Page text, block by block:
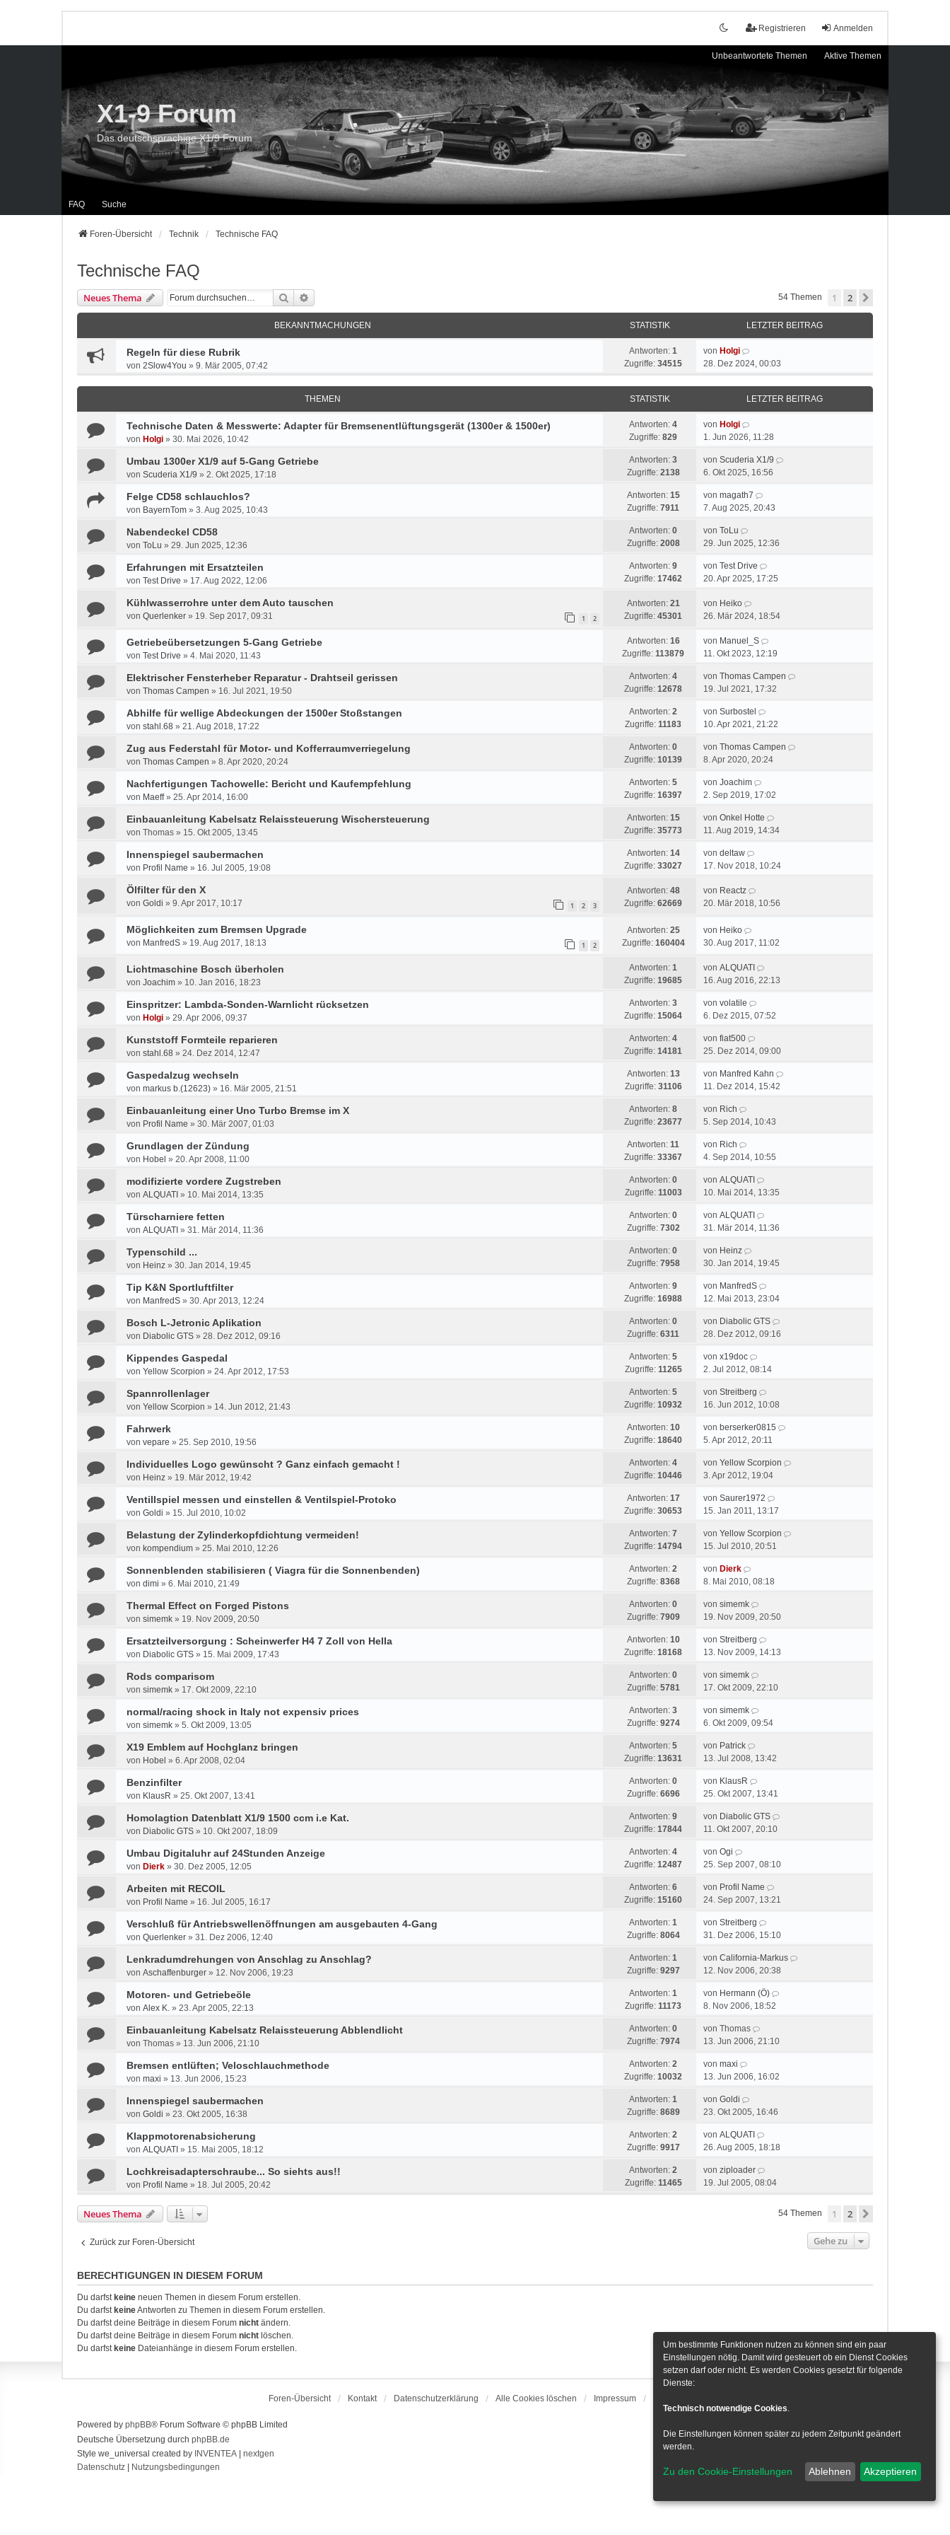
Anmelden
Registrieren
Unbeantwortete Themen Aktive Themen
FAQ Suche
X1-9 Forum
Das deutschsprachige X1/9 Forum
Foren-Übersicht Technik Technische FAQ
Technische FAQ
Neues Thema Suche 54 Themen 1 2
BEKANNTMACHUNGEN STATISTIK LETZTER BEITRAG
Regeln für diese Rubrik
von 2Slow4You » 9. Mär 2005, 07:42
Antworten: 1
Zugriffe: 34515
von Holgi
28. Dez 2024, 00:03
THEMEN STATISTIK LETZTER BEITRAG
Technische Daten & Messwerte: Adapter für Bremsenentlüftungsgerät (1300er & 1500er)
von Holgi » 30. Mai 2026, 10:42
Antworten: 4
Zugriffe: 829
von Holgi
1. Jun 2026, 11:28
Umbau 1300er X1/9 auf 5-Gang Getriebe
von Scuderia X1/9 » 2. Okt 2025, 17:18
Antworten: 3
Zugriffe: 2138
von Scuderia X1/9
6. Okt 2025, 16:56
Felge CD58 schlauchlos?
von BayernTom » 3. Aug 2025, 10:43
Antworten: 15
Zugriffe: 7911
von magath7
7. Aug 2025, 20:43
Nabendeckel CD58
von ToLu » 29. Jun 2025, 12:36
Antworten: 0
Zugriffe: 2008
von ToLu
29. Jun 2025, 12:36
Erfahrungen mit Ersatzteilen
von Test Drive » 17. Aug 2022, 12:06
Antworten: 9
Zugriffe: 17462
von Test Drive
20. Apr 2025, 17:25
Kühlwasserrohre unter dem Auto tauschen
von Querlenker » 19. Sep 2017, 09:31 1 2
Antworten: 21
Zugriffe: 45301
von Heiko
26. Mär 2024, 18:54
Getriebeübersetzungen 5-Gang Getriebe
von Test Drive » 4. Mai 2020, 11:43
Antworten: 16
Zugriffe: 113879
von Manuel_S
11. Okt 2023, 12:19
Elektrischer Fensterheber Reparatur - Drahtseil gerissen
von Thomas Campen » 16. Jul 2021, 19:50
Antworten: 4
Zugriffe: 12678
von Thomas Campen
19. Jul 2021, 17:32
Abhilfe für wellige Abdeckungen der 1500er Stoßstangen
von stahl.68 » 21. Aug 2018, 17:22
Antworten: 2
Zugriffe: 11183
von Surbostel
10. Apr 2021, 21:22
Zug aus Federstahl für Motor- und Kofferraumverriegelung
von Thomas Campen » 8. Apr 2020, 20:24
Antworten: 0
Zugriffe: 10139
von Thomas Campen
8. Apr 2020, 20:24
Nachfertigungen Tachowelle: Bericht und Kaufempfehlung
von Maeff» 25. Apr 2014, 16:00
Antworten: 5
Zugriffe: 16397
von Joachim
2. Sep 2019, 17:02
Einbauanleitung Kabelsatz Relaissteuerung Wischersteuerung
von Thomas » 15. Okt 2005, 13:45
Antworten: 15
Zugriffe: 35773
von Onkel Hotte
11. Aug 2019, 14:34
Innenspiegel saubermachen
von Profil Name » 16. Jul 2005, 19:08
Antworten: 14
Zugriffe: 33027
von deltaw
17. Nov 2018, 10:24
Ölfilter für den X
von Goldi » 9. Apr 2017, 10:17 1 2 3
Antworten: 48
Zugriffe: 62669
von Reactz
20. Mär 2018, 10:56
Möglichkeiten zum Bremsen Upgrade
von ManfredS » 19. Aug 2017, 18:13 1 2
Antworten: 25
Zugriffe: 160404
von Heiko
30. Aug 2017, 11:02
Lichtmaschine Bosch überholen
von Joachim » 10. Jan 2016, 18:23
Antworten: 1
Zugriffe: 19685
von ALQUATI
16. Aug 2016, 22:13
Einspritzer: Lambda-Sonden-Warnlicht rücksetzen
von Holgi » 29. Apr 2006, 09:37
Antworten: 3
Zugriffe: 15064
von volatile
6. Dez 2015, 07:52
Kunststoff Formteile reparieren
von stahl.68 » 24. Dez 2014, 12:47
Antworten: 4
Zugriffe: 14181
von fiat500
25. Dez 2014, 09:00
Gaspedalzug wechseln
von markus b.(12623) » 16. Mär 2005, 21:51
Antworten: 13
Zugriffe: 31106
von Manfred Kahn
11. Dez 2014, 15:42
Einbauanleitung einer Uno Turbo Bremse im X
von Profil Name » 30. Mär 2007, 01:03
Antworten: 8
Zugriffe: 23677
von Rich
5. Sep 2014, 10:43
Grundlagen der Zündung
von Hobel » 20. Apr 2008, 11:00
Antworten: 11
Zugriffe: 33367
von Rich
4. Sep 2014, 10:55
modifizierte vordere Zugstreben
von ALQUATI » 10. Mai 2014, 13:35
Antworten: 0
Zugriffe: 11003
von ALQUATI
10. Mai 2014, 13:35
Türscharniere fetten
von ALQUATI » 31. Mär 2014, 11:36
Antworten: 0
Zugriffe: 7302
von ALQUATI
31. Mär 2014, 11:36
Typenschild ...
von Heinz » 30. Jan 2014, 19:45
Antworten: 0
Zugriffe: 7958
von Heinz
30. Jan 2014, 19:45
Tip K&N Sportluftfilter
von ManfredS » 30. Apr 2013, 12:24
Antworten: 9
Zugriffe: 16988
von ManfredS
12. Mai 2013, 23:04
Bosch L-Jetronic Aplikation
von Diabolic GTS » 28. Dez 2012, 09:16
Antworten: 0
Zugriffe: 6311
von Diabolic GTS
28. Dez 2012, 09:16
Kippendes Gaspedal
von Yellow Scorpion » 24. Apr 2012, 17:53
Antworten: 5
Zugriffe: 11265
von x19doc
2. Jul 2012, 08:14
Spannrollenlager
von Yellow Scorpion » 14. Jun 2012, 21:43
Antworten: 5
Zugriffe: 10932
von Streitberg
16. Jun 2012, 10:08
Fahrwerk
von vepare » 25. Sep 2010, 19:56
Antworten: 10
Zugriffe: 18640
von berserker0815
5. Apr 2012, 20:11
Individuelles Logo gewünscht ? Ganz einfach gemacht !
von Heinz » 19. Mär 2012, 19:42
Antworten: 4
Zugriffe: 10446
von Yellow Scorpion
3. Apr 2012, 19:04
Ventillspiel messen und einstellen & Ventilspiel-Protoko
von Goldi » 15. Jul 2010, 10:02
Antworten: 17
Zugriffe: 30653
von Saurer1972
15. Jan 2011, 13:17
Belastung der Zylinderkopfdichtung vermeiden!
von kompendium » 25. Mai 2010, 12:26
Antworten: 7
Zugriffe: 14794
von Yellow Scorpion
15. Jul 2010, 20:51
Sonnenblenden stabilisieren ( Viagra für die Sonnenbenden)
von dimi » 6. Mai 2010, 21:49
Antworten: 2
Zugriffe: 8368
von Dierk
8. Mai 2010, 08:18
Thermal Effect on Forged Pistons
von simemk » 19. Nov 2009, 20:50
Antworten: 0
Zugriffe: 7909
von simemk
19. Nov 2009, 20:50
Ersatzteilversorgung : Scheinwerfer H4 7 Zoll von Hella
von Diabolic GTS » 15. Mai 2009, 17:43
Antworten: 10
Zugriffe: 18168
von Streitberg
13. Nov 2009, 14:13
Rods comparisom
von simemk » 17. Okt 2009, 22:10
Antworten: 0
Zugriffe: 5781
von simemk
17. Okt 2009, 22:10
normal/racing shock in Italy not expensiv prices
von simemk » 5. Okt 2009, 13:05
Antworten: 3
Zugriffe: 9274
von simemk
6. Okt 2009, 09:54
X19 Emblem auf Hochglanz bringen
von Hobel » 6. Apr 2008, 02:04
Antworten: 5
Zugriffe: 13631
von Patrick
13. Jul 2008, 13:42
Benzinfilter
von KlausR » 25. Okt 2007, 13:41
Antworten: 0
Zugriffe: 6696
von KlausR
25. Okt 2007, 13:41
Homolagtion Datenblatt X1/9 1500 ccm i.e Kat.
von Diabolic GTS » 10. Okt 2007, 18:09
Antworten: 9
Zugriffe: 17844
von Diabolic GTS
11. Okt 2007, 20:10
Umbau Digitaluhr auf 24Stunden Anzeige
von Dierk » 30. Dez 2005, 12:05
Antworten: 4
Zugriffe: 12487
von Ogi
25. Sep 2007, 08:10
Arbeiten mit RECOIL
von Profil Name » 16. Jul 2005, 16:17
Antworten: 6
Zugriffe: 15160
von Profil Name
24. Sep 2007, 13:21
Verschluß für Antriebswellenöffnungen am ausgebauten 4-Gang
von Querlenker » 31. Dez 2006, 12:40
Antworten: 1
Zugriffe: 8064
von Streitberg
31. Dez 2006, 15:10
Lenkradumdrehungen von Anschlag zu Anschlag?
von Aschaffenburger » 12. Nov 2006, 19:23
Antworten: 1
Zugriffe: 9297
von California-Markus
12. Nov 2006, 20:38
Motoren- und Getriebeöle
von Alex K. » 23. Apr 2005, 22:13
Antworten: 1
Zugriffe: 11173
von Hermann (Ö)
8. Nov 2006, 18:52
Einbauanleitung Kabelsatz Relaissteuerung Abblendlicht
von Thomas » 13. Jun 2006, 21:10
Antworten: 0
Zugriffe: 7974
von Thomas
13. Jun 2006, 21:10
Bremsen entlüften; Veloschlauchmethode
von maxi » 13. Jun 2006, 15:23
Antworten: 2
Zugriffe: 10032
von maxi
13. Jun 2006, 16:02
Innenspiegel saubermachen
von Goldi » 23. Okt 2005, 16:38
Antworten: 1
Zugriffe: 8689
von Goldi
23. Okt 2005, 16:46
Klappmotorenabsicherung
von ALQUATI » 15. Mai 2005, 18:12
Antworten: 2
Zugriffe: 9917
von ALQUATI
26. Aug 2005, 18:18
Lochkreisadapterschraube... So siehts aus!!
von Profil Name » 18. Jul 2005, 20:42
Antworten: 2
Zugriffe: 11465
von ziploader
19. Jul 2005, 08:04
Neues Thema 54 Themen 1 2
Zurück zur Foren-Übersicht Gehe zu
BERECHTIGUNGEN IN DIESEM FORUM
Du darfst keine neuen Themen in diesem Forum erstellen.
Du darfst keineAntworten zu Themen in diesem Forum erstellen.
Du darfst deine Beiträge in diesem Forum nicht ändern.
Du darfst deine Beiträge in diesem Forum nicht löschen.
Du darfst keine Dateianhänge in diesem Forum erstellen.
Foren-Übersicht Kontakt Datenschutzerklärung Alle Cookies löschen Impressum
Powered by phpBB® Forum Software © phpBB Limited
Deutsche Übersetzung durch phpBB.de
Style we_universal created by INVENTEA
nextgen
Datenschutz
Nutzungsbedingungen
Um bestimmte Funktionen nutzen zu können sind ein paar
Einstellungen nötig. Damit wird gesteuert ob ein Dienst Cookies
setzen darf oder nicht. Es werden Cookies gesetzt für folgende
Dienste:
Technisch notwendige Cookies.
Die Einstellungen können später zu jedem Zeitpunkt geändert
werden.
Zu den Cookie-Einstellungen Ablehnen Akzeptieren